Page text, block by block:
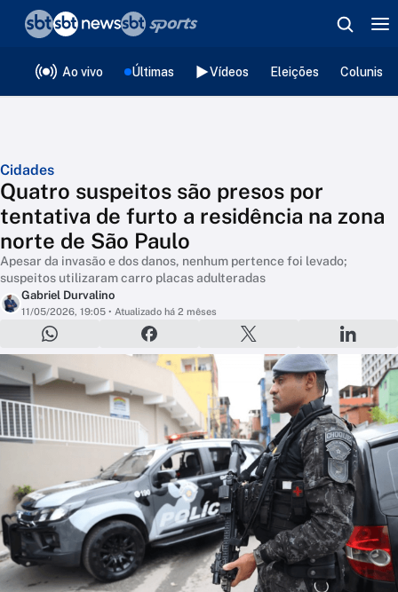
Ao vivo Últimas Vídeos Eleições
Cidades
Quatro suspeitos são presos por
tentativa de furto a residência na zona
norte de São Paulo
Apesar da invasão e dos danos, nenhum pertence foi levado;
suspeitos utilizaram carro placas adulteradas
Gabriel Durvalino
11/05/2026, 19:05 • Atualizado há 2 mêses
❮voltar
Editorias